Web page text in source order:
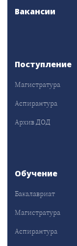
Вакансии
Поступление
Магистратура
Аспирантура
Архив ДОД
Обучение
Бакалавриат
Магистратура
Аспирантура